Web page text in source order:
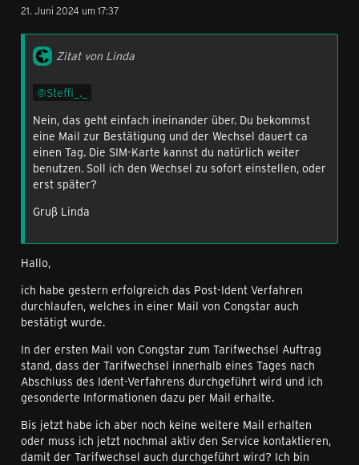
21. Juni 2024 um 17:37
Zitat von Linda
Steffi_._
Nein, das geht einfach ineinander über. Du bekommst
eine Mail zur Bestätigung und der Wechsel dauert ca
einen Tag. Die SIM-Karte kannst du natürlich weiter
benutzen. Soll ich den Wechsel zu sofort einstellen, oder
erst später?
Gruß Linda
Hallo,
ich habe gestern erfolgreich das Post-Ident Verfahren
durchlaufen, welches in einer Mail von Congstar auch
bestätigt wurde.
In der ersten Mail von Congstar zum Tarifwechsel Auftrag
stand, dass der Tarifwechsel innerhalb eines Tages nach
Abschluss des Ident-Verfahrens durchgeführt wird und ich
gesonderte Informationen dazu per Mail erhalte.
Bis jetzt habe ich aber noch keine weitere Mail erhalten
oder muss ich jetzt nochmal aktiv den Service kontaktieren,
damit der Tarifwechsel auch durchgeführt wird? Ich bin